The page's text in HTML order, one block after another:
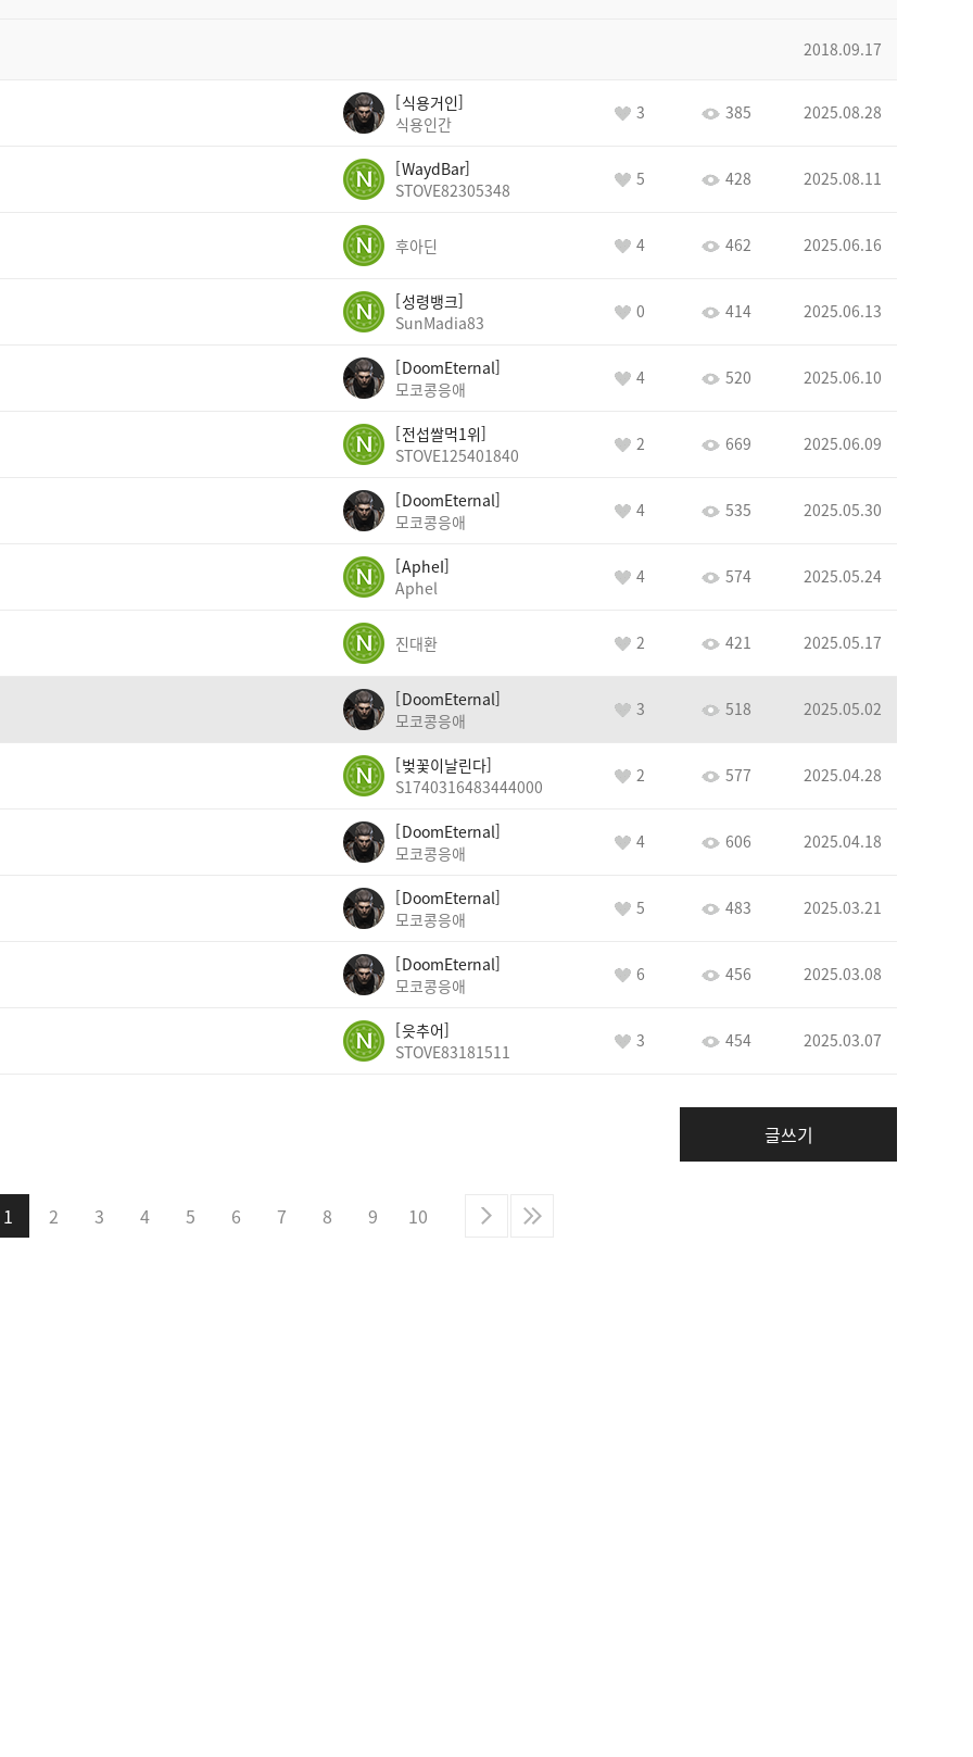
2018.09.17
식용거인
식용인간
3 385 2025.08.28
WaydBar
STOVE82305348
5 428 2025.08.11
후아딘 4 462 2025.06.16
성령뱅크
SunMadia83
0 414 2025.06.13
DoomEternal
모코콩응애
4 520 2025.06.10
전섭쌀먹1위
STOVE125401840
2 669 2025.06.09
DoomEternal
모코콩응애
4 535 2025.05.30
ApheI
Aphel
4 574 2025.05.24
진대환 2 421 2025.05.17
DoomEternal
모코콩응애
3 518 2025.05.02
벚꽃이날린다
S1740316483444000
2 577 2025.04.28
DoomEternal
모코콩응애
4 606 2025.04.18
DoomEternal
모코콩응애
5 483 2025.03.21
DoomEternal
모코콩응애
6 456 2025.03.08
읏추어
STOVE83181511
3 454 2025.03.07
글쓰기
1 2 3 4 5 6 7 8 9 10